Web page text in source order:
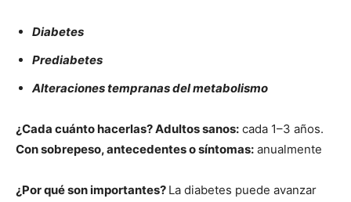
Diabetes
Prediabetes
Alteraciones tempranas del metabolismo
¿Cada cuánto hacerlas?Adultos sanos: cada 1–3 años.
Con sobrepeso, antecedentes o síntomas: anualmente
¿Por qué son importantes? La diabetes puede avanzar